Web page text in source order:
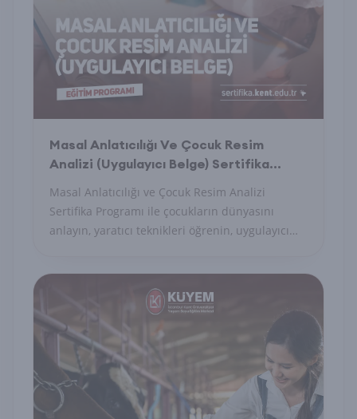
Masal Anlatıcılığı Ve Çocuk Resim
Analizi (Uygulayıcı Belge) Sertifika
Masal Anlatıcılığı ve Çocuk Resim Analizi
Sertifika Programı ile çocukların dünyasını
anlayın, yaratıcı teknikleri öğrenin, uygulayıcı